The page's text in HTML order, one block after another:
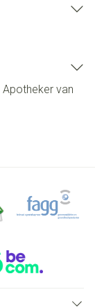
Apotheker van